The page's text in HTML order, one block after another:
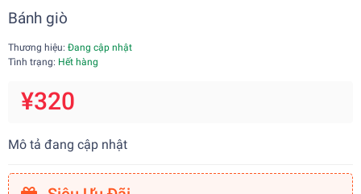
Bánh giò
Thương hiệu: Đang cập nhật
Tình trạng: Hết hàng
¥320
Mô tả đang cập nhật